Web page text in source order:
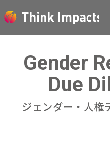
Gender
Due
ジェンダー・人権